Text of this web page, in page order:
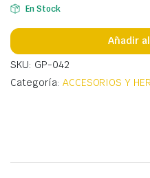
En Stock
Añadir
SKU: GP-042
Categoría: ACCESORIOS Y